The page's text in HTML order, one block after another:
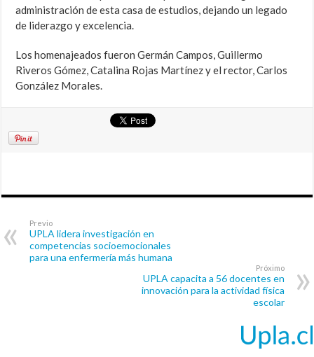
administración de esta casa de estudios, dejando un legado
de liderazgo y excelencia.
Los homenajeados fueron Germán Campos, Guillermo
Riveros Gómez, Catalina Rojas Martínez y el rector, Carlos
González Morales.
Previo
UPLA lidera investigación en
competencias socioemocionales
para una enfermería más humana
Próximo
UPLA capacita a 56 docentes en
innovación para la actividad física
escolar